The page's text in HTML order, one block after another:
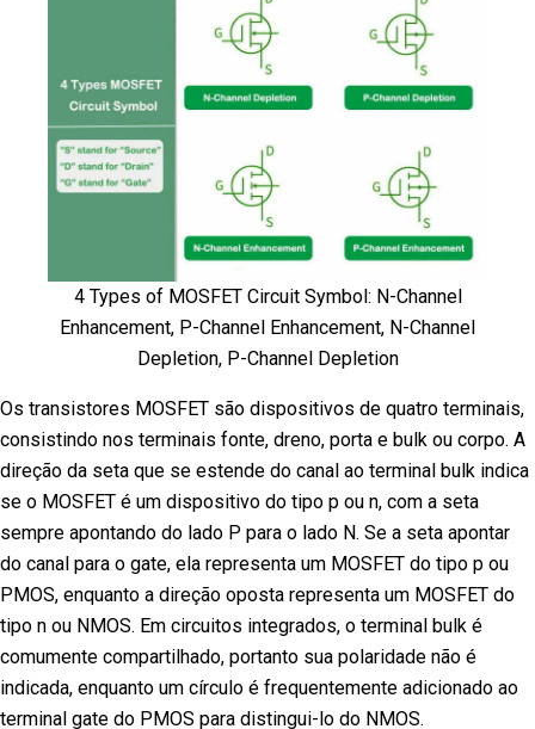
4 Types of MOSFET Circuit Symbol: N-Channel
Enhancement, P-Channel Enhancement, N-Channel
Depletion, P-Channel Depletion
Os transistores MOSFET são dispositivos de quatro terminais,
consistindo nos terminais fonte, dreno, porta e bulk ou corpo. A
direção da seta que se estende do canal ao terminal bulk indica
se o MOSFET é um dispositivo do tipo p ou n, com a seta
sempre apontando do lado P para o lado N. Se a seta apontar
do canal para o gate, ela representa um MOSFET do tipo p ou
PMOS, enquanto a direção oposta representa um MOSFET do
tipo n ou NMOS. Em circuitos integrados, o terminal bulk é
comumente compartilhado, portanto sua polaridade não é
indicada, enquanto um círculo é frequentemente adicionado ao
terminal gate do PMOS para distingui-lo do NMOS.